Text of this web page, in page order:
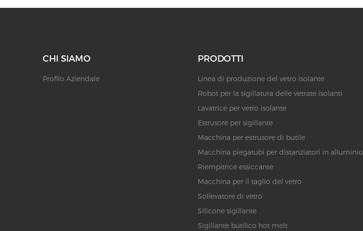
CHI SIAMO
Profilo Aziendale
PRODOTTI
Linea di produzione del vetro isolante
Robot per la sigillatura delle vetrate isolanti
Lavatrice per vetro isolante
Estrusore per sigillante
Macchina per estrusore di butile
Macchina piegatubi per distanziatori in alluminio
Riempitrice essiccante
Macchina per il taglio del vetro
Sollevatore di vetro
Silicone sigillante
Sigillante butilico hot melt